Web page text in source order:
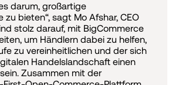
darum, großartige
zu bieten“, sagt Mo Afshar, CEO
stolz darauf, mit BigCommerce
um Händlern dabei zu helfen,
zu vereinheitlichen und der sich
Handelslandschaft einen
Zusammen mit der